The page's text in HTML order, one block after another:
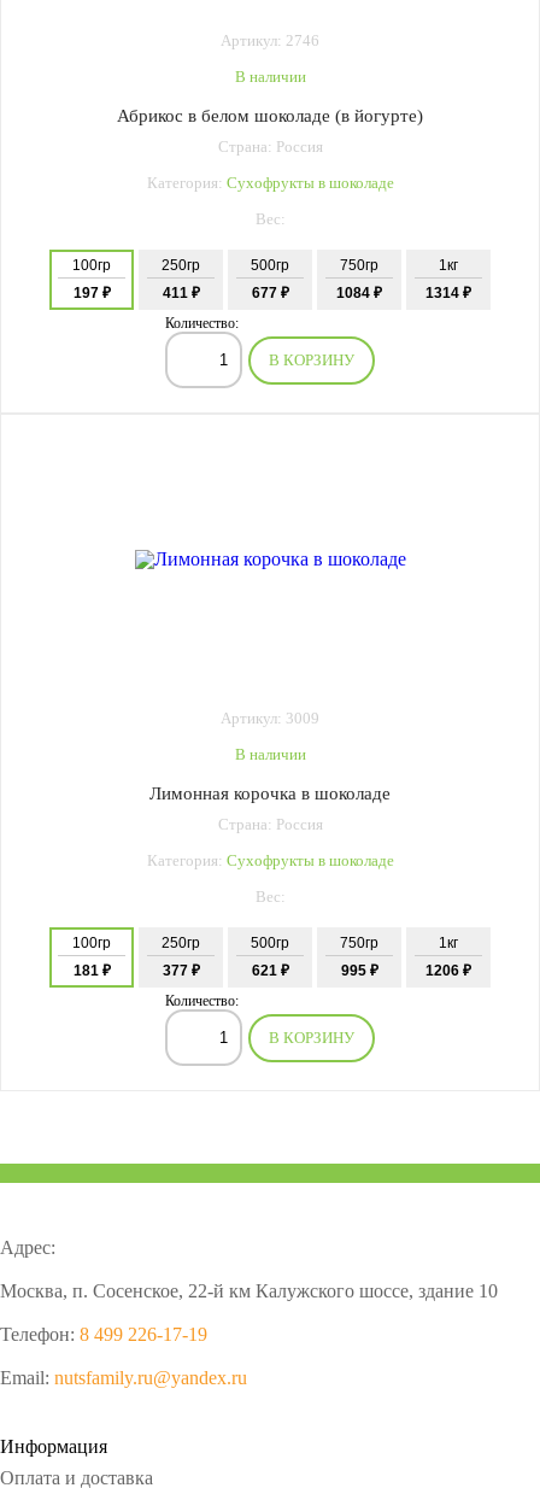
Артикул: 2746
В наличии
Абрикос в белом шоколаде (в йогурте)
Страна: Россия
Категория: Сухофрукты в шоколаде
Вес:
100гр
197 ₽
250гр
411 ₽
500гр
677 ₽
750гр
1084 ₽
1кг
1314 ₽
Количество:
В КОРЗИНУ
Артикул: 3009
В наличии
Лимонная корочка в шоколаде
Страна: Россия
Категория: Сухофрукты в шоколаде
Вес:
100гр
181 ₽
250гр
377 ₽
500гр
621 ₽
750гр
995 ₽
1кг
1206 ₽
Количество:
В КОРЗИНУ
Адрес:
Москва, п. Сосенское, 22-й км Калужского шоссе, здание 10
Телефон: 8 499 226-17-19
Email: nutsfamily.ru@yandex.ru
Информация
Оплата и доставка